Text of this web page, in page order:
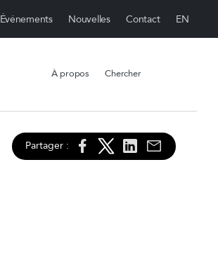
Événements Nouvelles Contact
À propos Chercher
Partager :